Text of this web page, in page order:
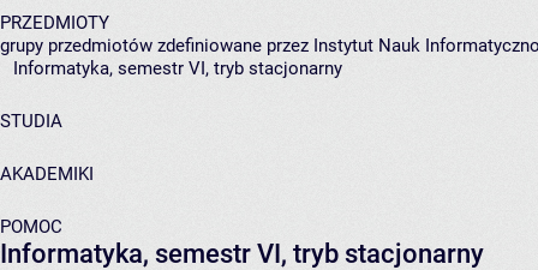
PRZEDMIOTY
grupy przedmiotów zdefiniowane przez Instytut Nauk
Informatyka, semestr VI, tryb stacjonarny
STUDIA
AKADEMIKI
POMOC
Informatyka, semestr VI, tryb stacjonarny